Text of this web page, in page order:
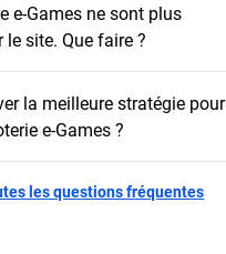
e-Games ne sont plus
site. Que faire ?
la meilleure stratégie pour
e-Games ?
les questions fréquentes